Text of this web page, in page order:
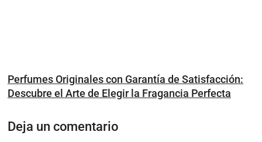
Perfumes Originales con Garantía de Satisfacción:
Descubre el Arte de Elegir la Fragancia Perfecta
Deja un comentario